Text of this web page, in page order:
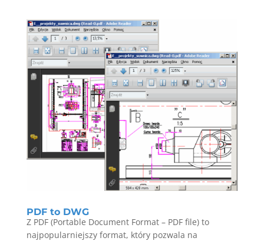
PDF to DWG
Z PDF (Portable Document Format – PDF file) to
najpopularniejszy format, który pozwala na